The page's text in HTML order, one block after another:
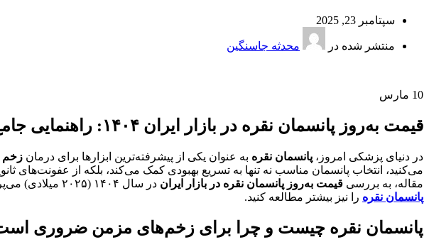
سپتامبر 23, 2025
منتشر شده در محدثه جاسنگین
10 مارس
قیمت به‌روز پانسمان نقره در بازار ایران ۱۴۰۴: راهنمایی جامع برای بیماران زخم بستر، دیابتی و عفونی
در دنیای پزشکی امروز، پانسمان نقره به عنوان یکی از پیشرفته‌ترین ابزارها برای درمان زخم
می‌کنید، انتخاب پانسمان مناسب نه تنها به تسریع بهبودی کمک می‌کند، بلکه از عفونت‌های
مقاله، به بررسی قیمت به‌روز پانسمان نقره در بازار ایران در سال ۱۴۰۴ (۲۰۲۵ میلادی) می‌پردازیم. همچنین، به
پانسمان نقره را نیز بیشتر مطالعه کنید.
پانسمان نقره چیست و چرا برای زخم‌های مزمن ضروری